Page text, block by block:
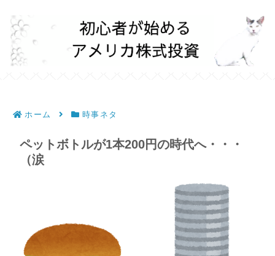
ホーム 時事ネタ
ペットボトルが1本200円の時代へ・・・
（涙